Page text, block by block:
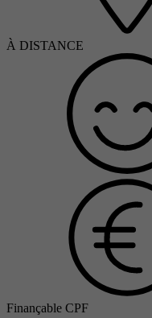
À DISTANCE
Finançable CPF